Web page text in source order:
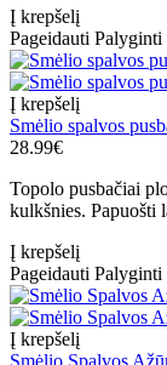
Į krepšelį
Pageidauti Palyginti
Į krepšelį
Smėlio spalvos
28.99€
Topolo pusbačiai
kulkšnies. Papuošti
Į krepšelį
Pageidauti Palyginti
Į krepšelį